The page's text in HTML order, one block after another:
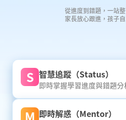
從進度到錯題，一站
家長放心跟進，孩子
S 智慧追蹤（Status）
即時掌握學習進度與錯題分
即時解惑（Mentor）